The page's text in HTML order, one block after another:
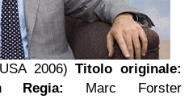
2006)Titolo originale:
Regia:
Marc Forster